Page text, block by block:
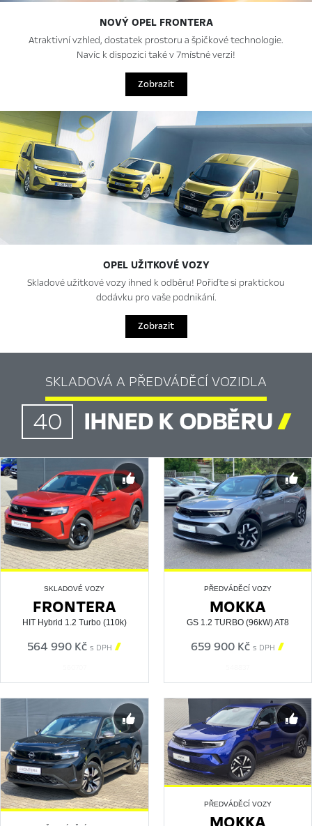
NOVÝ OPEL FRONTERA
Atraktivní vzhled, dostatek prostoru a špičkové technologie.
Navíc k dispozici také v 7místné verzi!
Zobrazit
OPEL UŽITKOVÉ VOZY
Skladové užitkové vozy ihned k odběru! Pořiďte si praktickou
dodávku pro vaše podnikání.
Zobrazit
SKLADOVÁ A PŘEDVÁDĚCÍ VOZIDLA
40 IHNED K ODBĚRU
SKLADOVÉ VOZY
FRONTERA
HIT Hybrid 1.2 Turbo (110k)
564 990 Kčs DPH 
PŘEDVÁDĚCÍ VOZY
MOKKA
GS 1.2 TURBO (96kW) AT8
659 900 Kčs DPH 
PŘEDVÁDĚCÍ VOZY